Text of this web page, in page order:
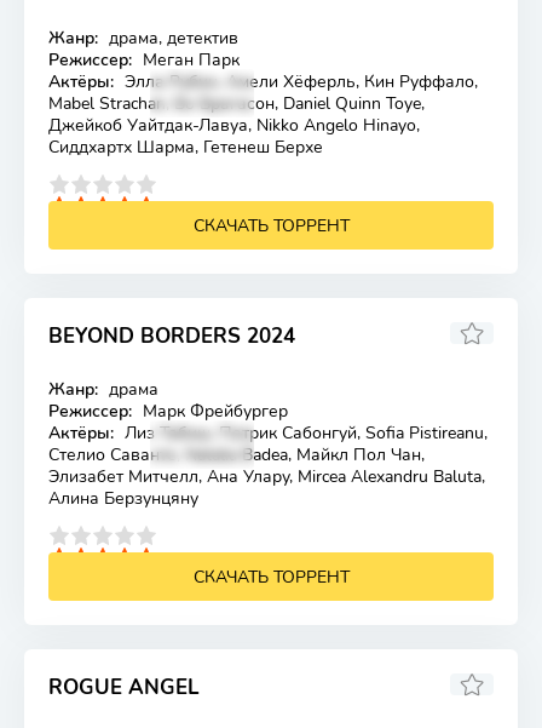
Лицензия
Жанр: драма, детектив
Режиссер: Меган Парк
Актёры: Элла Рубин, Амели Хёферль, Кин Руффало,
Mabel Strachan, Бо Брагасон, Daniel Quinn Toye,
Джейкоб Уайтдак-Лавуа, Nikko Angelo Hinayo,
Сиддхартх Шарма, Гетенеш Берхе
СКАЧАТЬ ТОРРЕНТ
BEYOND BORDERS 2024
6.1
Жанр: драма
Режиссер: Марк Фрейбургер
Актёры: Лиз Табиш, Патрик Сабонгуй, Sofia Pistireanu,
Стелио Саванте, Natalia Badea, Майкл Пол Чан,
Элизабет Митчелл, Ана Улару, Mircea Alexandru Baluta,
Алина Берзунцяну
СКАЧАТЬ ТОРРЕНТ
ROGUE ANGEL